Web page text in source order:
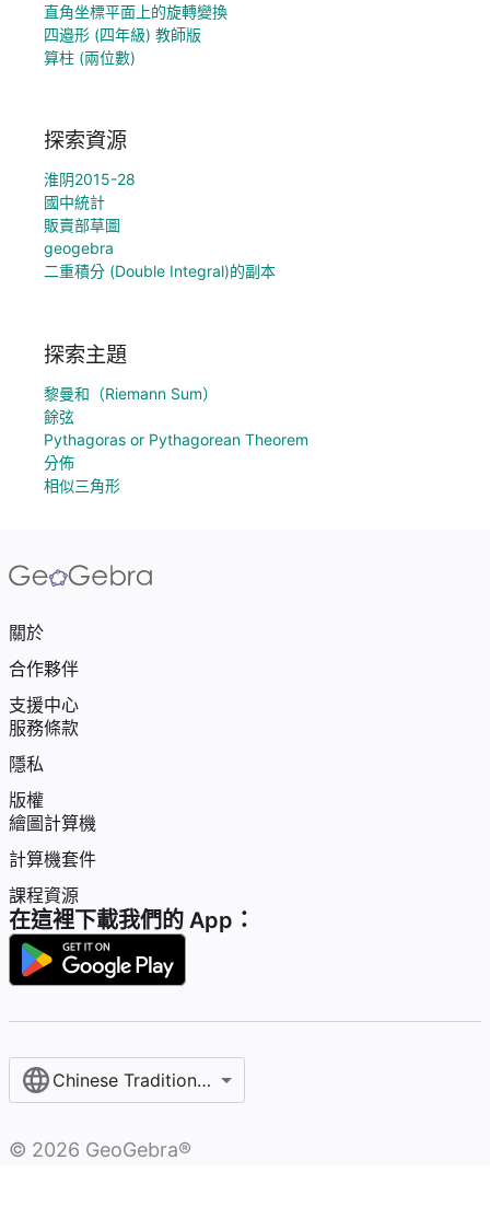
直角坐標平面上的旋轉變換
四邉形 (四年級) 教師版
算柱 (兩位數)
探索資源
淮阴2015-28
國中統計
販賣部草圖
geogebra
二重積分 (Double Integral)的副本
探索主題
黎曼和（Riemann Sum）
餘弦
Pythagoras or Pythagorean Theorem
分佈
相似三角形
關於
合作夥伴
支援中心
服務條款
隱私
版權
繪圖計算機
計算機套件
課程資源
在這裡下載我們的 App：
Chinese Traditional / 繁體中文
© 2026 GeoGebra®